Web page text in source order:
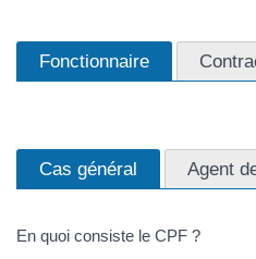
Fonctionnaire
Cas général Agent
En quoi consiste le CPF ?